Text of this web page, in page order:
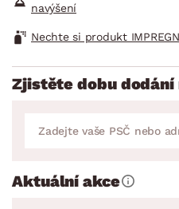
navýšení
Nechte si produkt
Zjistěte dobu
Aktuální akce